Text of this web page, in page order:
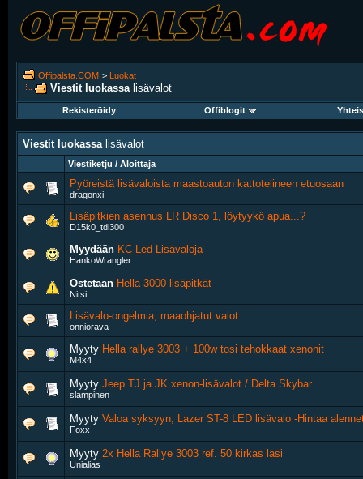
Offipalsta.COM > Luokat
Viestit luokassa lisävalot
Rekisteröidy Offiblogit
Viestit luokassa lisävalot
Viestiketju / Aloittaja
Pyöreistä lisävaloista maastoauton kattotelineen etuosaan
dragonxi
Lisäpitkien asennus LR Disco 1, löytyykö apua...?
D15k0_tdi300
Myydään KC Led Lisävaloja
HankoWrangler
Ostetaan Hella 3000 lisäpitkät
Nitsi
Lisävalo-ongelmia, maaohjatut valot
onniorava
Myyty Hella rallye 3003 + 100w tosi tehokkaat xenonit
M4x4
Myyty Jeep TJ ja JK xenon-lisävalot / Delta Skybar
slampinen
Myyty Valoa syksyyn, Lazer ST-8 LED lisävalo -Hintaa
Foxx
Myyty 2x Hella Rallye 3003 ref. 50 kirkas lasi
Unialias